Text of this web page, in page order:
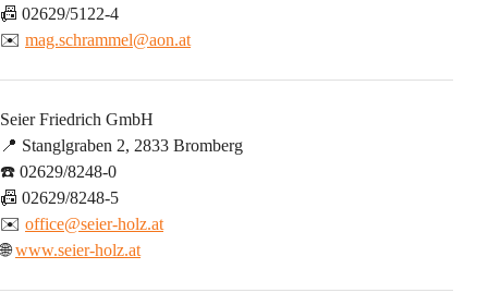
📠 02629/5122-4
✉️ mag.schrammel@aon.at
Seier Friedrich GmbH
📍 Stanglgraben 2, 2833 Bromberg
☎️ 02629/8248-0
📠 02629/8248-5
✉️ office@seier-holz.at
🌐 www.seier-holz.at